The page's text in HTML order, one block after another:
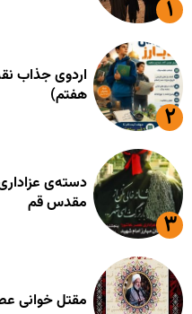
اردوی جذاب
هفتم)
دسته‌ی
مقدس قم
مقتل خوانی